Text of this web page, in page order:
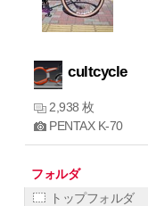
cultcycle
2,938 枚
PENTAX K-70
フォルダ
トップフォルダ